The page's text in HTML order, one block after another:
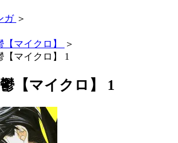
ガ ＞
マイクロ】
＞
【マイクロ】 1
【マイクロ】 1